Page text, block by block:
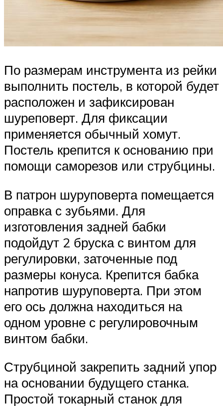
По размерам инструмента из рейки
выполнить постель, в которой будет
расположен и зафиксирован
шуреповерт. Для фиксации
применяется обычный хомут.
Постель крепится к основанию при
помощи саморезов или струбцины.
В патрон шуруповерта помещается
оправка с зубьями. Для
изготовления задней бабки
подойдут 2 бруска с винтом для
регулировки, заточенные под
размеры конуса. Крепится бабка
напротив шуруповерта. При этом
его ось должна находиться на
одном уровне с регулировочным
винтом бабки.
Струбциной закрепить задний упор
на основании будущего станка.
Простой токарный станок для